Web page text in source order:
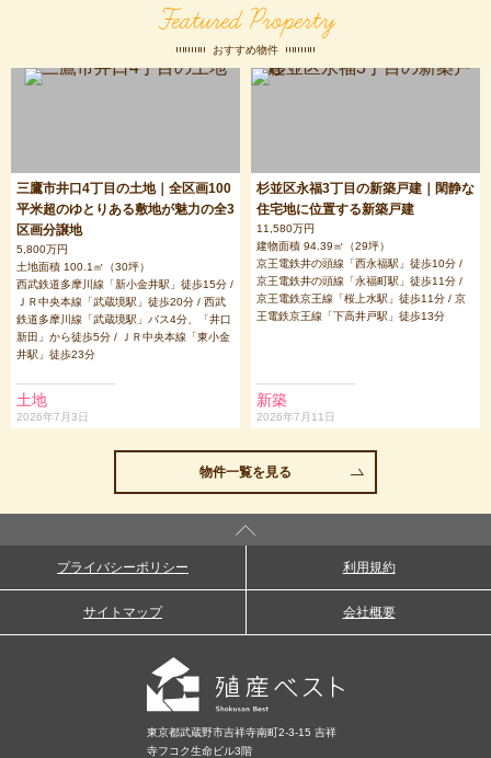
Featured Property
おすすめ物件
三鷹市井口4丁目の土地｜全区画100
平米超のゆとりある敷地が魅力の全3
区画分譲地
5,800万円
土地面積 100.1㎡（30坪）
西武鉄道多摩川線「新小金井駅」徒歩15分 /
ＪＲ中央本線「武蔵境駅」徒歩20分 / 西武
鉄道多摩川線「武蔵境駅」バス4分、「井口
新田」から徒歩5分 / ＪＲ中央本線「東小金
井駅」徒歩23分
土地
2026年7月3日
杉並区永福3丁目の新築戸建｜閑静な
住宅地に位置する新築戸建
11,580万円
建物面積 94.39㎡（29坪）
京王電鉄井の頭線「西永福駅」徒歩10分 /
京王電鉄井の頭線「永福町駅」徒歩11分 /
京王電鉄京王線「桜上水駅」徒歩11分 / 京
王電鉄京王線「下高井戸駅」徒歩13分
新築
2026年7月11日
物件一覧を見る
プライバシーポリシー 利用規約
サイトマップ 会社概要
東京都武蔵野市吉祥寺南町2-3-15 吉祥
寺フコク生命ビル3階